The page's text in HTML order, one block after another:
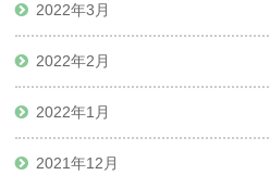
2022年3月
2022年2月
2022年1月
2021年12月